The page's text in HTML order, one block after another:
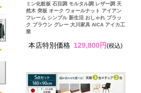
ミン化粧板 石目調 モルタル調 レザー調 天
然木 突板 オーク ウォールナット アイアン
フレーム シンプル 新生活 おしゃれ ブラッ
ク ブラウン グレー 大川家具 AICA アイカ工
業
本店特別価格 129,800円(税込)